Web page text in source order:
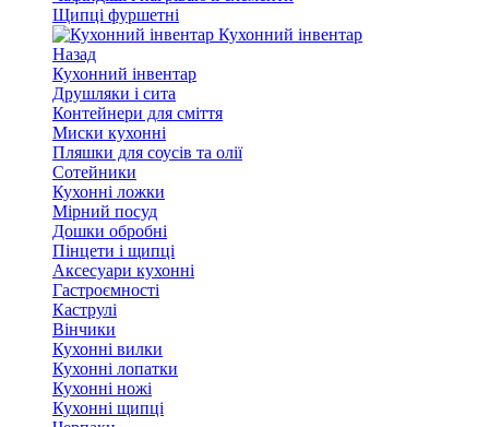
Щипці фуршетні
Кухонний інвентар
Назад
Кухонний інвентар
Друшляки і сита
Контейнери для сміття
Миски кухонні
Пляшки для соусів та олії
Сотейники
Кухонні ложки
Мірний посуд
Дошки обробні
Пінцети і щипці
Аксесуари кухонні
Гастроємності
Каструлі
Вінчики
Кухонні вилки
Кухонні лопатки
Кухонні ножі
Кухонні щипці